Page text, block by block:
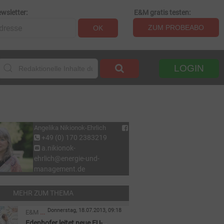
OK
E&M gratis testen:
ZUM PROBEABO
LOGIN
Angelika Nikionok-Ehrlich
+49 (0) 170 2383219
a.nikionok-
ehrlich@energie-und-
management.de
MEHR ZUM THEMA
E&M Donnerstag, 18.07.2013, 09:18